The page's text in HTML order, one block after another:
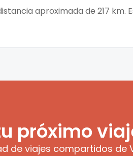
aproximada de 217 km.
próximo
de viajes compartidos de